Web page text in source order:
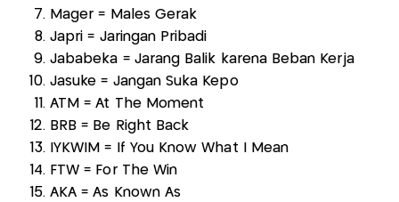
Mager = Males Gerak
Japri = Jaringan Pribadi
Jababeka = Jarang Balik karena Beban Kerja
Jasuke = Jangan Suka Kepo
ATM = At The Moment
BRB = Be Right Back
IYKWIM = If You Know What I Mean
FTW = For The Win
AKA = As Known As